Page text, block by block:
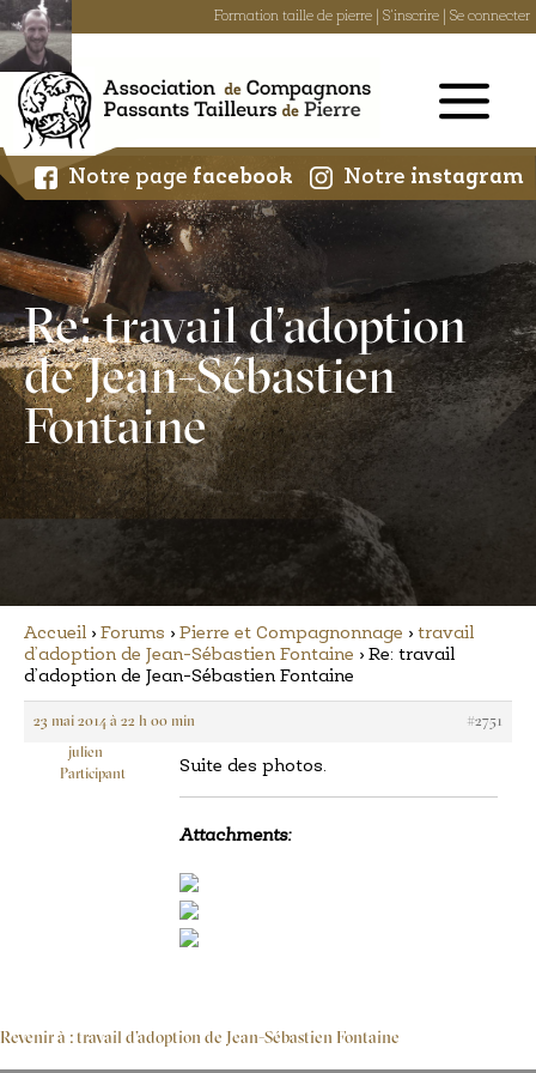
Formation taille de pierre S'inscrire Se connecter
Skip
to
content
Notre page facebook Notre instagram
Re: travail d’adoption
de Jean-Sébastien
Fontaine
Accueil › Forums › Pierre et Compagnonnage › travail
d’adoption de Jean-Sébastien Fontaine › Re: travail
d’adoption de Jean-Sébastien Fontaine
23 mai 2014 à 22 h 00 min #2751
julien
Participant
Suite des photos.
Attachments:
Revenir à : travail d’adoption de Jean-Sébastien Fontaine